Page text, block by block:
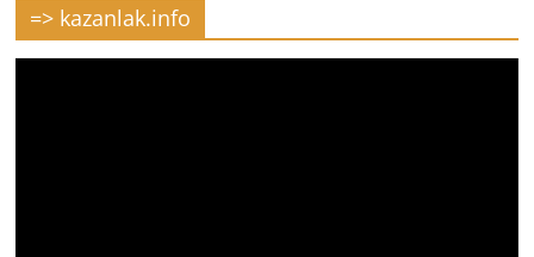
=> kazanlak.info